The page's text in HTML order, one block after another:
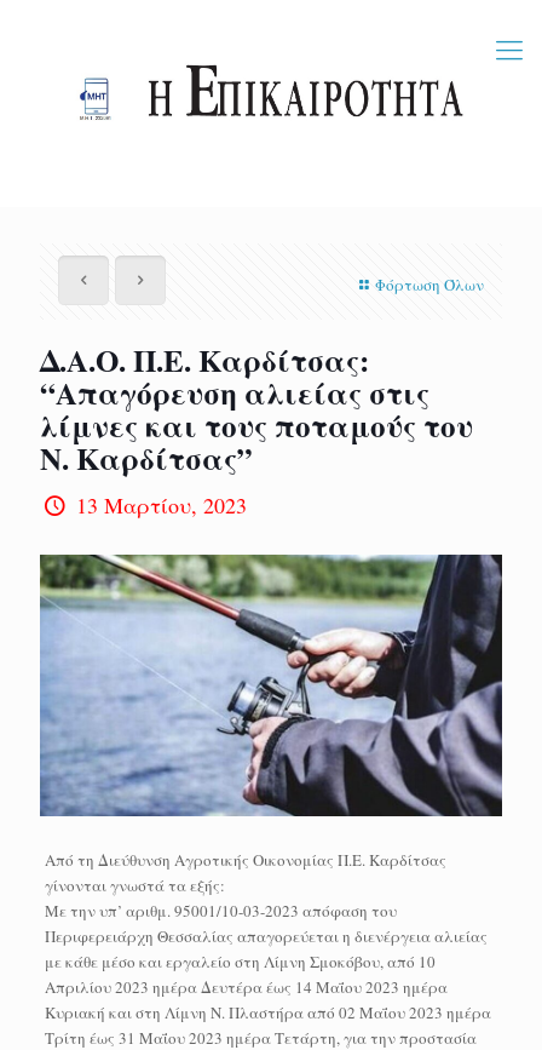
Φόρτωση Όλων
Δ.Α.Ο. Π.Ε. Καρδίτσας:
“Απαγόρευση αλιείας στις
λίμνες και τους ποταμούς του
N. Καρδίτσας”
13 Μαρτίου, 2023
Από τη Διεύθυνση Αγροτικής Οικονομίας Π.Ε. Καρδίτσας
γίνονται γνωστά τα εξής:
Με την υπ’ αριθμ. 95001/10-03-2023 απόφαση του
Περιφερειάρχη Θεσσαλίας απαγορεύεται η διενέργεια αλιείας
με κάθε μέσο και εργαλείο στη Λίμνη Σμοκόβου, από 10
Απριλίου 2023 ημέρα Δευτέρα έως 14 Μαΐου 2023 ημέρα
Κυριακή και στη Λίμνη Ν. Πλαστήρα από 02 Μαΐου 2023 ημέρα
Τρίτη έως 31 Μαΐου 2023 ημέρα Τετάρτη, για την προστασία